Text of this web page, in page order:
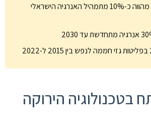
אנרגיה מתחדשת מהווה כ-10% מתמהיל האנרגיה הישראלי
בטכנולוגיה הירוקה